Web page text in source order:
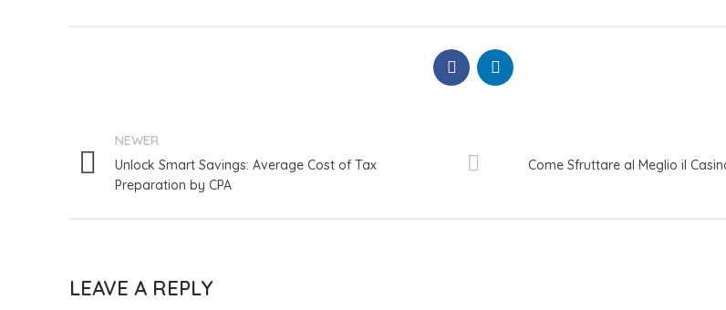
NEWER
Unlock Smart Savings: Average Cost of Tax
Preparation by CPA
Come Sfruttare al Meglio il
LEAVE A REPLY